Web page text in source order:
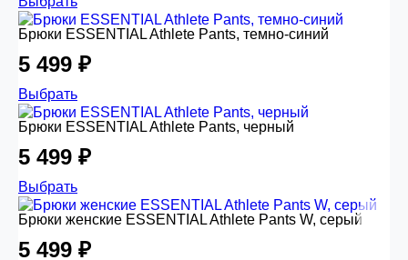
Брюки ESSENTIAL Athlete Pants, темно-синий
5 499 ₽
Выбрать
Брюки ESSENTIAL Athlete Pants, черный
5 499 ₽
Выбрать
Брюки женские ESSENTIAL Athlete Pants W, серый
5 499 ₽